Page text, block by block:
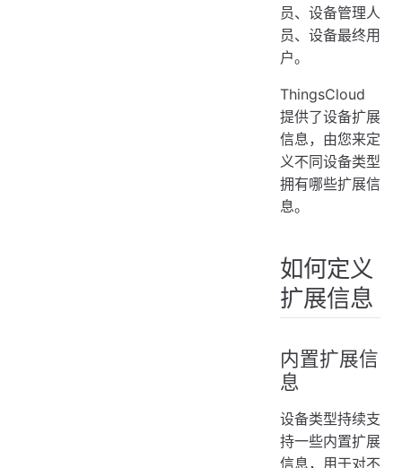
员、设备管理人
员、设备最终用
户。
ThingsCloud
提供了设备扩展
信息，由您来定
义不同设备类型
拥有哪些扩展信
息。
如何定义
扩展信息
内置扩展信
息
设备类型持续支
持一些内置扩展
信息，用于对不